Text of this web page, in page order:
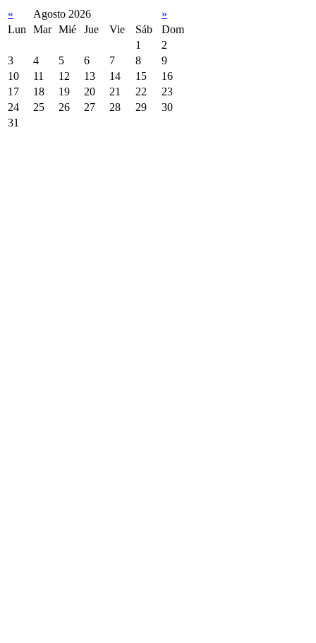
« Agosto 2026
»
Lun
Mar Mié Jue Vie Sáb
Dom
1
2
3
4 5 6 7 8
9
10
11 12 13 14 15
16
17
18 19 20 21 22
23
24
25 26 27 28 29
30
31